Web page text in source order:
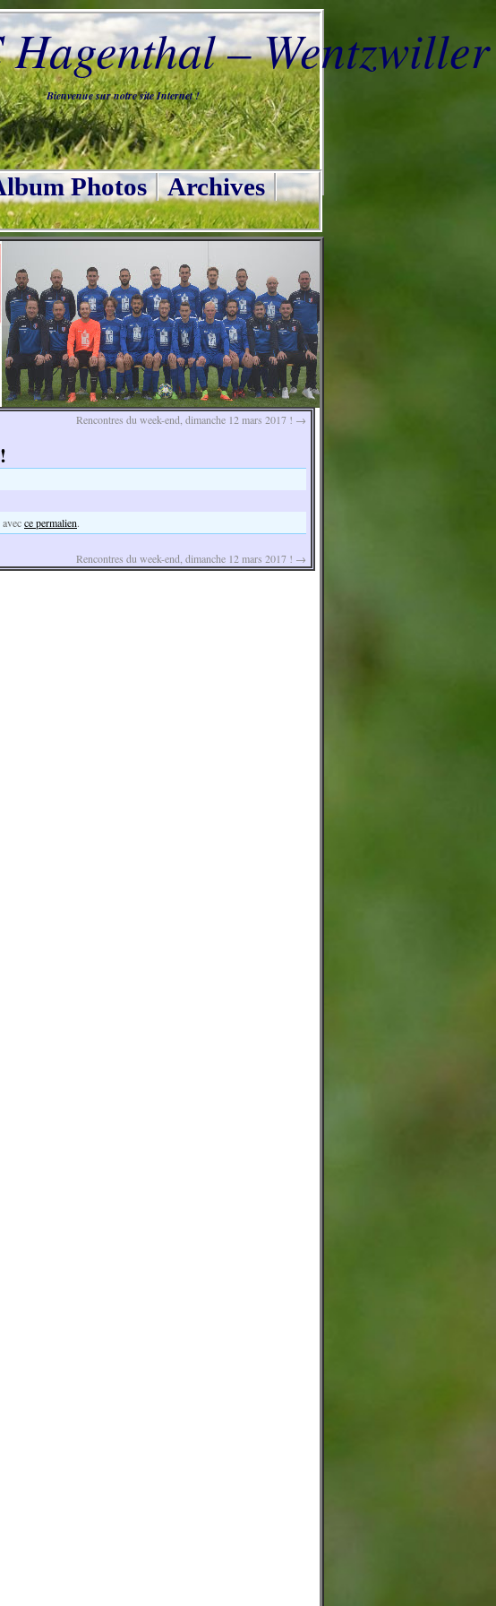
Hagenthal – Wentzwiller
Bienvenue sur notre site Internet !
Photos
Archives
Rencontres du week-end, dimanche 12 mars 2017 ! →
ce permalien.
Rencontres du week-end, dimanche 12 mars 2017 ! →